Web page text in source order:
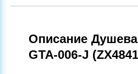
Описание
GTA-006-J